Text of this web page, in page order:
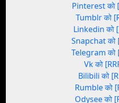
Pinterest को
Tumblr को
Linkedin को
Snapchat को
Telegram को
Vk को
Bilibili को
Rumble को
Odysee को